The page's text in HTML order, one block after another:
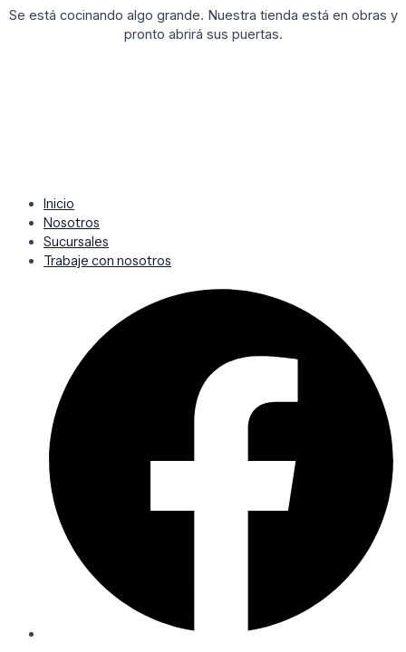
Se está cocinando algo grande. Nuestra tienda está en obras y
pronto abrirá sus puertas.
Inicio
Nosotros
Sucursales
Trabaje con nosotros